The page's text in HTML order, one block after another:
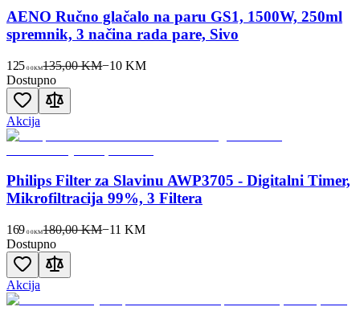
AENO Ručno glačalo na paru GS1, 1500W, 250ml
spremnik, 3 načina rada pare, Sivo
125 00KM135,00 KM−10 KM
Dostupno
Akcija
Philips Filter za Slavinu AWP3705 - Digitalni Timer,
Mikrofiltracija 99%, 3 Filtera
169 00KM180,00 KM−11 KM
Dostupno
Akcija